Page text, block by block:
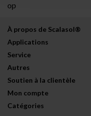
op
À propos de Scalasol®
Applications
Service
Autres
Soutien à la clientèle
Mon compte
Catégories